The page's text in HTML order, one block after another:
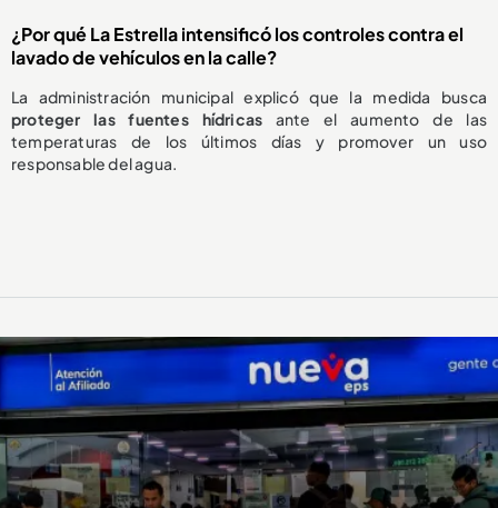
¿Por qué La Estrella intensificó los controles contra el
lavado de vehículos en la calle?
La administración municipal explicó que la medida busca
proteger las fuentes hídricas ante el aumento de las
temperaturas de los últimos días y promover un uso
responsable del agua.